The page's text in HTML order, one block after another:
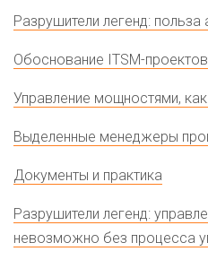
Разрушители легенд: польза
Обоснование ITSM-проектов
Управление мощностями,
Выделенные менеджеры
Документы и практика
Разрушители легенд:
невозможно без процесса